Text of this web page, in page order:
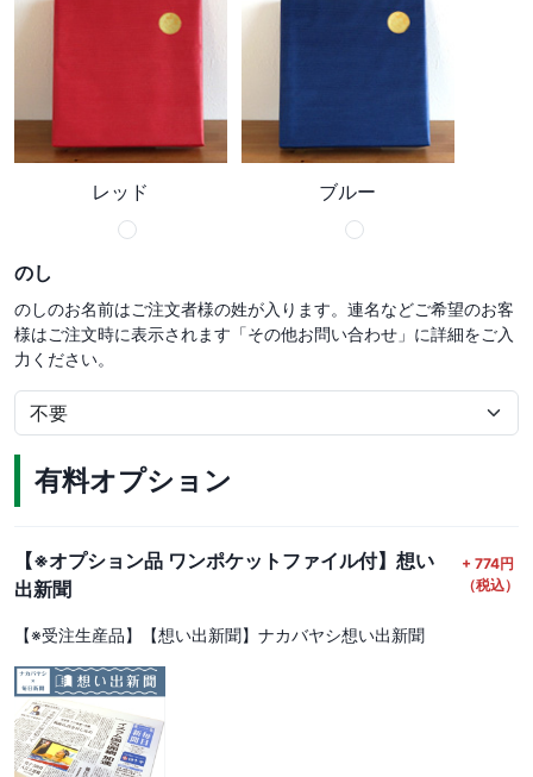
レッド ブルー
のし
のしのお名前はご注文者様の姓が入ります。連名などご希望のお客
様はご注文時に表示されます「その他お問い合わせ」に詳細をご入
力ください。
有料オプション
【※オプション品 ワンポケットファイル付】想い
出新聞
+ 774円
（税込）
【※受注生産品】【想い出新聞】ナカバヤシ想い出新聞